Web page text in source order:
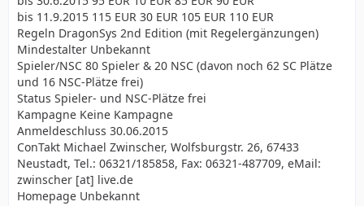
bis 11.9.2015 115 EUR 30 EUR 105 EUR 110 EUR
Regeln DragonSys 2nd Edition (mit Regelergänzungen)
Mindestalter Unbekannt
Spieler/NSC 80 Spieler & 20 NSC (davon noch 62 SC Plätze
und 16 NSC-Plätze frei)
Status Spieler- und NSC-Plätze frei
Kampagne Keine Kampagne
Anmeldeschluss 30.06.2015
ConTakt Michael Zwinscher, Wolfsburgstr. 26, 67433
Neustadt, Tel.: 06321/185858, Fax: 06321-487709, eMail:
zwinscher [at] live.de
Homepage Unbekannt